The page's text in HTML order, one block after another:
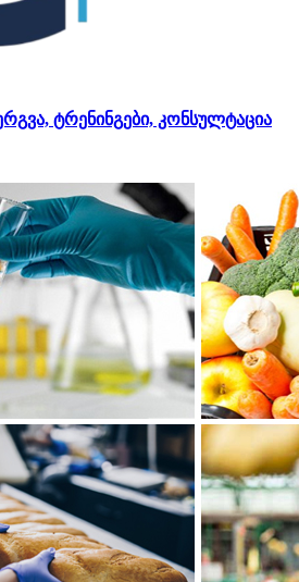
ტრენინგები, კონსულტაცია